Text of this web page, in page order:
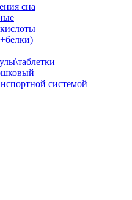
сна
системой